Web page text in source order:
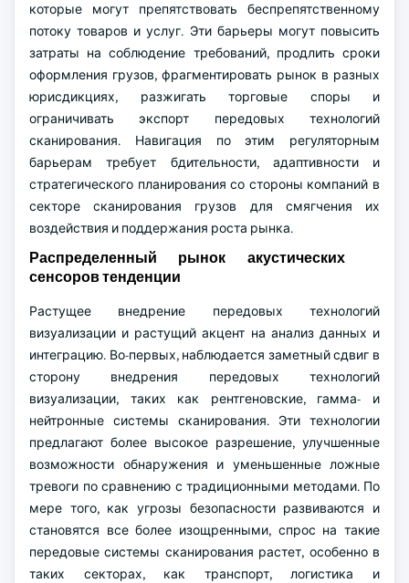
которые могут препятствовать беспрепятственному
потоку товаров и услуг. Эти барьеры могут повысить
затраты на соблюдение требований, продлить сроки
оформления грузов, фрагментировать рынок в разных
юрисдикциях, разжигать торговые споры и
ограничивать экспорт передовых технологий
сканирования. Навигация по этим регуляторным
барьерам требует бдительности, адаптивности и
стратегического планирования со стороны компаний в
секторе сканирования грузов для смягчения их
воздействия и поддержания роста рынка.
Распределенный рынок акустических
сенсоров тенденции
Растущее внедрение передовых технологий
визуализации и растущий акцент на анализ данных и
интеграцию. Во-первых, наблюдается заметный сдвиг в
сторону внедрения передовых технологий
визуализации, таких как рентгеновские, гамма- и
нейтронные системы сканирования. Эти технологии
предлагают более высокое разрешение, улучшенные
возможности обнаружения и уменьшенные ложные
тревоги по сравнению с традиционными методами. По
мере того, как угрозы безопасности развиваются и
становятся все более изощренными, спрос на такие
передовые системы сканирования растет, особенно в
таких секторах, как транспорт, логистика и